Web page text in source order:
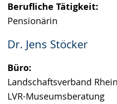
Berufliche Tätigkeit:
Pensionärin
Dr. Jens Stöcker
Büro:
Landschaftsverband
LVR-Museumsberatung